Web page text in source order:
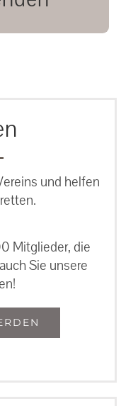
und helfen
Mitglieder, die
Sie unsere